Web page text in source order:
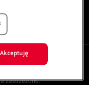
zastrzeżone.
Akceptuję